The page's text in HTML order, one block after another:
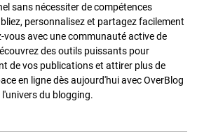
sans nécessiter de compétences
personnalisez et partagez facilement
vous avec une communauté active de
des outils puissants pour
de vos publications et attirer plus de
en ligne dès aujourd'hui avec OverBlog
du blogging.